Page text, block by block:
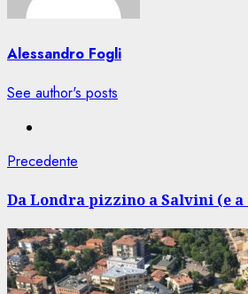
Alessandro Fogli
See author's posts
Navigazione
articolo
Precedente
Da Londra pizzino a Salvini (e